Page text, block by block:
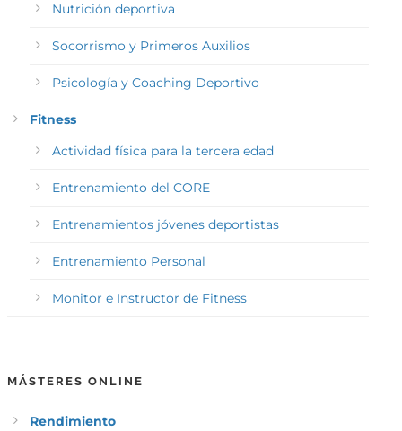
Nutrición deportiva
Socorrismo y Primeros Auxilios
Psicología y Coaching Deportivo
Fitness
Actividad física para la tercera edad
Entrenamiento del CORE
Entrenamientos jóvenes deportistas
Entrenamiento Personal
Monitor e Instructor de Fitness
MÁSTERES ONLINE
Rendimiento